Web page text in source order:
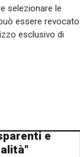
(PD): "I
e
selezionare le
essere revocato
esclusivo di